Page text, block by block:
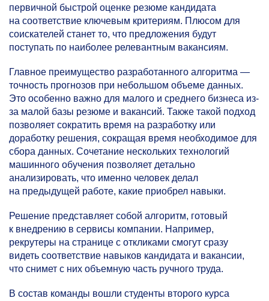
первичной быстрой оценке резюме кандидата
на соответствие ключевым критериям. Плюсом для
соискателей станет то, что предложения будут
поступать по наиболее релевантным вакансиям.
Главное преимущество разработанного алгоритма —
точность прогнозов при небольшом объеме данных.
Это особенно важно для малого и среднего бизнеса из-
за малой базы резюме и вакансий. Также такой подход
позволяет сократить время на разработку или
доработку решения, сокращая время необходимое для
сбора данных. Сочетание нескольких технологий
машинного обучения позволяет детально
анализировать, что именно человек делал
на предыдущей работе, какие приобрел навыки.
Решение представляет собой алгоритм, готовый
к внедрению в сервисы компании. Например,
рекрутеры на странице с откликами смогут сразу
видеть соответствие навыков кандидата и вакансии,
что снимет с них объемную часть ручного труда.
В состав команды вошли студенты второго курса